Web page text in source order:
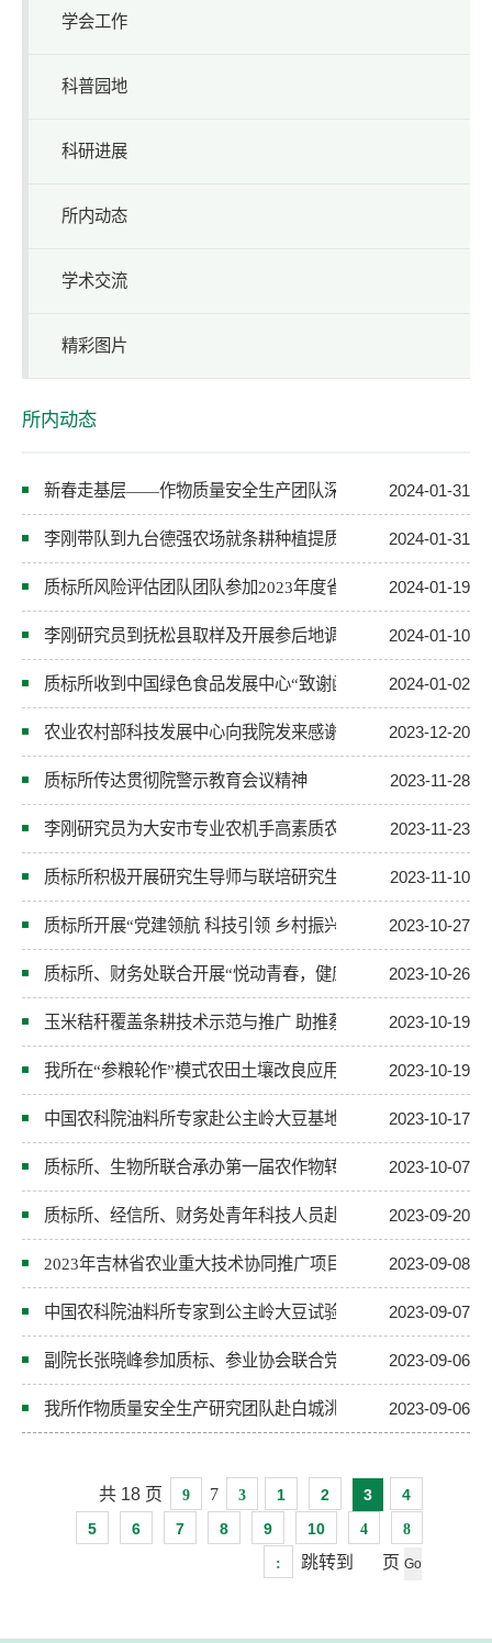
学会工作
科普园地
科研进展
所内动态
学术交流
精彩图片
所内动态
新春走基层——作物质量安全生产团队深入全国第一产粮大县
2024-01-31
李刚带队到九台德强农场就条耕种植提质增效与农场发展进
2024-01-31
质标所风险评估团队团队参加2023年度省级农产品质量安全
2024-01-19
李刚研究员到抚松县取样及开展参后地调研 2024-01-10
质标所收到中国绿色食品发展中心“致谢函” 2024-01-02
农业农村部科技发展中心向我院发来感谢信 2023-12-20
质标所传达贯彻院警示教育会议精神 2023-11-28
李刚研究员为大安市专业农机手高素质农民培训班授课
2023-11-23
质标所积极开展研究生导师与联培研究生谈心谈话活动
2023-11-10
质标所开展“党建领航 科技引领 乡村振兴”主题党日活动
2023-10-27
质标所、财务处联合开展“悦动青春，健康同行”主题团建活动
2023-10-26
玉米秸秆覆盖条耕技术示范与推广 助推蔡家镇蔡家村增产增收
2023-10-19
我所在“参粮轮作”模式农田土壤改良应用方面取得新进展
2023-10-19
中国农科院油料所专家赴公主岭大豆基地实收测产2023-10-17
质标所、生物所联合承办第一届农作物转化体目标性状综合
2023-10-07
质标所、经信所、财务处青年科技人员赴我院水稻基地嘎什
2023-09-20
2023年吉林省农业重大技术协同推广项目田间技术培训会在
2023-09-08
中国农科院油料所专家到公主岭大豆试验基地调研2023-09-07
副院长张晓峰参加质标、参业协会联合党支部专题组织生活会
2023-09-06
我所作物质量安全生产研究团队赴白城洮北区开展保护性耕
2023-09-06
共 18 页 9 7 3 1 2 3
4
5
6 7 8 9 10 4 8
: 跳转到 页